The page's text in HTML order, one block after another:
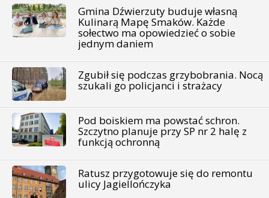
Gmina Dźwierzuty buduje własną
Kulinarą Mapę Smaków. Każde
sołectwo ma opowiedzieć o sobie
jednym daniem
Zgubił się podczas grzybobrania. Nocą
szukali go policjanci i strażacy
Pod boiskiem ma powstać schron.
Szczytno planuje przy SP nr 2 halę z
funkcją ochronną
Ratusz przygotowuje się do remontu
ulicy Jagiellończyka